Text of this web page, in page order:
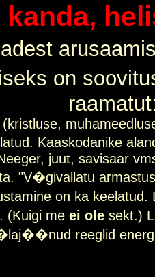
kanda,
on
Kaaskodanike
juut, savisaar
"V�givallatu
on ka keelatud.
(Kuigi me ei ole sekt.)
reeglid